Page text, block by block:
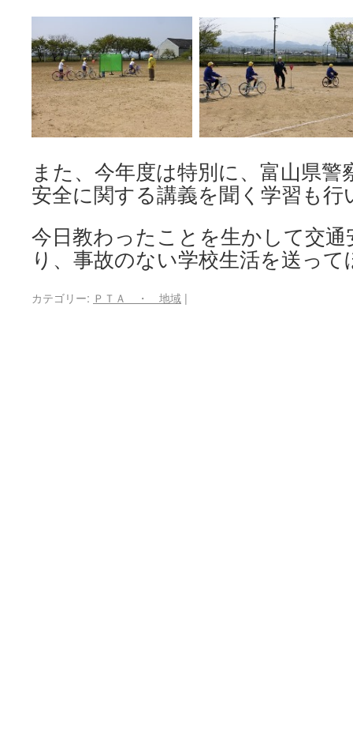
また、今年度は特別に、富山県警
安全に関する講義を聞く学習も行
今日教わったことを生かして交
り、事故のない学校生活を送っ
カテゴリー: ＰＴＡ ・ 地域 |